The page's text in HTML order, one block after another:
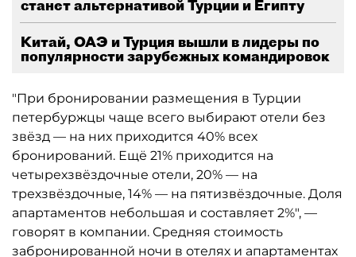
станет альтернативой Турции и Египту
Китай, ОАЭ и Турция вышли в лидеры по
популярности зарубежных командировок
"При бронировании размещения в Турции
петербуржцы чаще всего выбирают отели без
звёзд — на них приходится 40% всех
бронирований. Ещё 21% приходится на
четырехзвёздочные отели, 20% — на
трехзвёздочные, 14% — на пятизвёздочные. Доля
апартаментов небольшая и составляет 2%", —
говорят в компании. Средняя стоимость
забронированной ночи в отелях и апартаментах